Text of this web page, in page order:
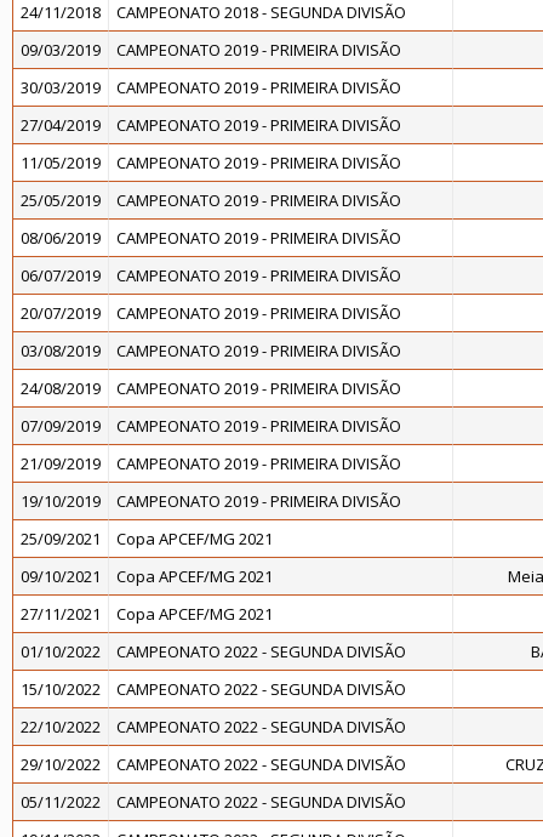
24/11/2018
CAMPEONATO 2018 - SEGUNDA DIVISÃO
09/03/2019
CAMPEONATO 2019 - PRIMEIRA DIVISÃO
30/03/2019
CAMPEONATO 2019 - PRIMEIRA DIVISÃO
27/04/2019
CAMPEONATO 2019 - PRIMEIRA DIVISÃO
11/05/2019
CAMPEONATO 2019 - PRIMEIRA DIVISÃO
25/05/2019
CAMPEONATO 2019 - PRIMEIRA DIVISÃO
08/06/2019
CAMPEONATO 2019 - PRIMEIRA DIVISÃO
06/07/2019
CAMPEONATO 2019 - PRIMEIRA DIVISÃO
20/07/2019
CAMPEONATO 2019 - PRIMEIRA DIVISÃO
03/08/2019
CAMPEONATO 2019 - PRIMEIRA DIVISÃO
24/08/2019
CAMPEONATO 2019 - PRIMEIRA DIVISÃO
07/09/2019
CAMPEONATO 2019 - PRIMEIRA DIVISÃO
21/09/2019
CAMPEONATO 2019 - PRIMEIRA DIVISÃO
19/10/2019
CAMPEONATO 2019 - PRIMEIRA DIVISÃO
25/09/2021
Copa APCEF/MG 2021
09/10/2021
Copa APCEF/MG 2021
27/11/2021
Copa APCEF/MG 2021
01/10/2022
CAMPEONATO 2022 - SEGUNDA DIVISÃO
15/10/2022
CAMPEONATO 2022 - SEGUNDA DIVISÃO
22/10/2022
CAMPEONATO 2022 - SEGUNDA DIVISÃO
29/10/2022
CAMPEONATO 2022 - SEGUNDA DIVISÃO
05/11/2022
CAMPEONATO 2022 - SEGUNDA DIVISÃO